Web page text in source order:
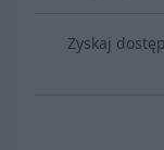
Zyskaj